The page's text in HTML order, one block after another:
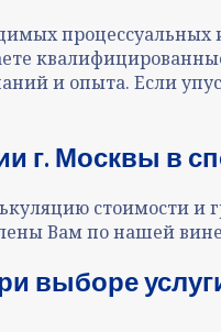
процессуальных
и опыта. Если
г. Москвы в
стоимости
Вам по нашей
выборе